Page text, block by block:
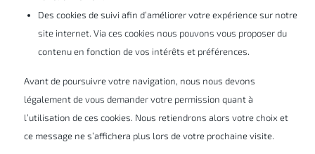
Des cookies de suivi afin d’améliorer votre expérience sur notre
site internet. Via ces cookies nous pouvons vous proposer du
contenu en fonction de vos intérêts et préférences.
Avant de poursuivre votre navigation, nous nous devons
légalement de vous demander votre permission quant à
l’utilisation de ces cookies. Nous retiendrons alors votre choix et
ce message ne s’affichera plus lors de votre prochaine visite.
requise pourSOLIDWORKS
Assurez-vous de travailler en permanence
avec un système optimisé et pris en charge
par SOLIDWORKS, compatible en termes de
matériel, de système d’exploitation et de